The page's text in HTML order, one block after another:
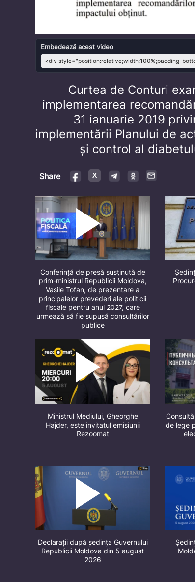
Embedează acest video
Curtea de Conturi
implementarea
31 ianuarie 2019
implementării Planului de
și control al
Share
Conferință de presă susținută de
prim-ministrul Republicii Moldova,
Vasile Tofan, de prezentare a
principalelor prevederi ale politicii
fiscale pentru anul 2027, care
urmează să fie supusă consultărilor
publice
Ministrul Mediului, Gheorghe
Hajder, este invitatul emisiunii
Rezoomat
de lege
Declarații după ședința Guvernului
Republicii Moldova din 5 august
2026